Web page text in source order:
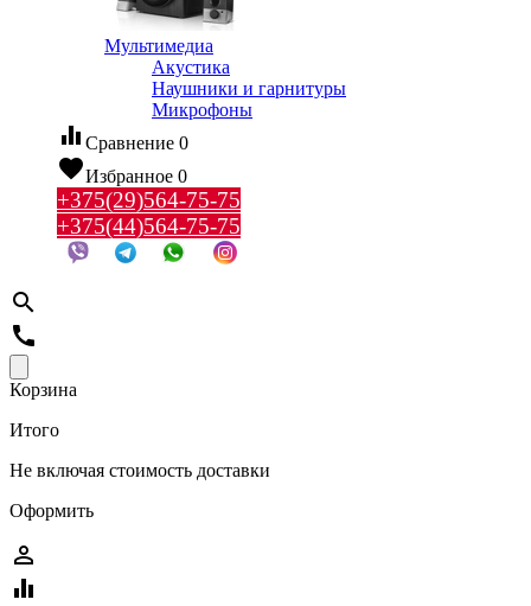
Мультимедиа
Акустика
Наушники и гарнитуры
Микрофоны
equalizer Сравнение 0
favoriteИзбранное 0
+375(29)564-75-75
+375(44)564-75-75
search
call
Корзина
Итого
Не включая стоимость доставки
Оформить
person_outline
equalizer